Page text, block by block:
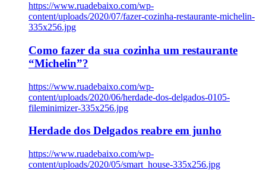
https://www.ruadebaixo.com/wp-
content/uploads/2020/07/fazer-cozinha-restaurante-michelin-
335x256.jpg
Como fazer da sua cozinha um restaurante
“Michelin”?
https://www.ruadebaixo.com/wp-
content/uploads/2020/06/herdade-dos-delgados-0105-
fileminimizer-335x256.jpg
Herdade dos Delgados reabre em junho
https://www.ruadebaixo.com/wp-
content/uploads/2020/05/smart_house-335x256.jpg